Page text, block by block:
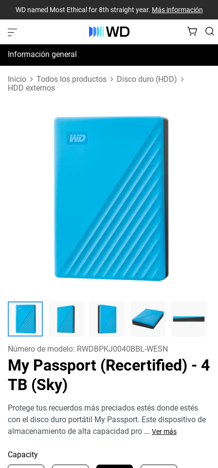
WD named Most Ethical for 8th straight year. Más información
Información general
Especificaciones
Inicio Todos los productos
Disco duro (HDD)
HDD externos
Número de modelo: RWDBPKJ0040BBL-WESN
My Passport (Recertified) - 4
TB (Sky)
Protege tus recuerdos más preciados estés donde estés
con el disco duro portátil My Passport. Este dispositivo de
almacenamiento de alta capacidad pro ... Ver más
Capacity